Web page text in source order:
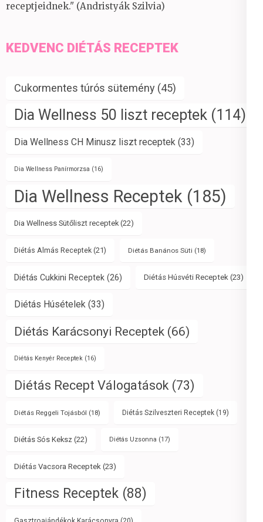
receptjeidnek." (Andristyák Szilvia)
KEDVENC DIÉTÁS RECEPTEK
Cukormentes túrós sütemény (45)
Dia Wellness 50 liszt receptek (114)
Dia Wellness CH Minusz liszt receptek (33)
Dia Wellness Panírmorzsa (16)
Dia Wellness Receptek (185)
Dia Wellness Sütőliszt receptek (22)
Diétás Almás Receptek (21) Diétás Banános Süti (18)
Diétás Cukkini Receptek (26) Diétás Húsvéti Receptek (23)
Diétás Húsételek (33)
Diétás Karácsonyi Receptek (66)
Diétás Kenyér Receptek (16)
Diétás Recept Válogatások (73)
Diétás Reggeli Tojásból (18) Diétás Szilveszteri Receptek (19)
Diétás Sós Keksz (22) Diétás Uzsonna (17)
Diétás Vacsora Receptek (23)
Fitness Receptek (88)